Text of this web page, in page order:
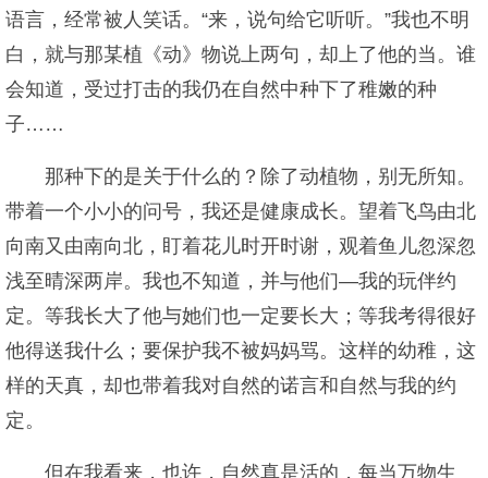
语言，经常被人笑话。“来，说句给它听听。”我也不明
白，就与那某植《动》物说上两句，却上了他的当。谁
会知道，受过打击的我仍在自然中种下了稚嫩的种
子……
那种下的是关于什么的？除了动植物，别无所知。
带着一个小小的问号，我还是健康成长。望着飞鸟由北
向南又由南向北，盯着花儿时开时谢，观着鱼儿忽深忽
浅至晴深两岸。我也不知道，并与他们—我的玩伴约
定。等我长大了他与她们也一定要长大；等我考得很好
他得送我什么；要保护我不被妈妈骂。这样的幼稚，这
样的天真，却也带着我对自然的诺言和自然与我的约
定。
但在我看来，也许，自然真是活的，每当万物生